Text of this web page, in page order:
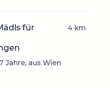
für
Jahre, aus Wien
4 km